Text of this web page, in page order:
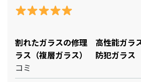
割れたガラスの修理 高性能ガラ
ラス（複層ガラス） 防犯ガラ
コミ